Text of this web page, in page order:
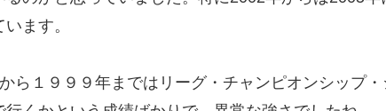
ます。
ら１９９９年まではリーグ・チャンピオンシップ